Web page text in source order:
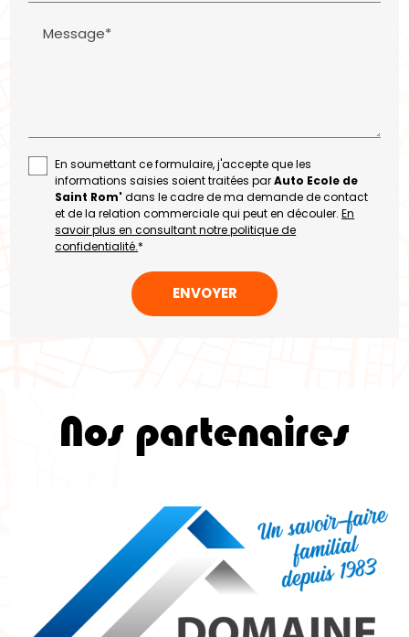
Message*
En soumettant ce formulaire, j'accepte que les
informations saisies soient traitées parAuto Ecole de
Saint Rom'dans le cadre de ma demande de contact
et de la relation commerciale qui peut en découler.En
savoir plus en consultant notre politique de
confidentialité.*
Nos partenaires